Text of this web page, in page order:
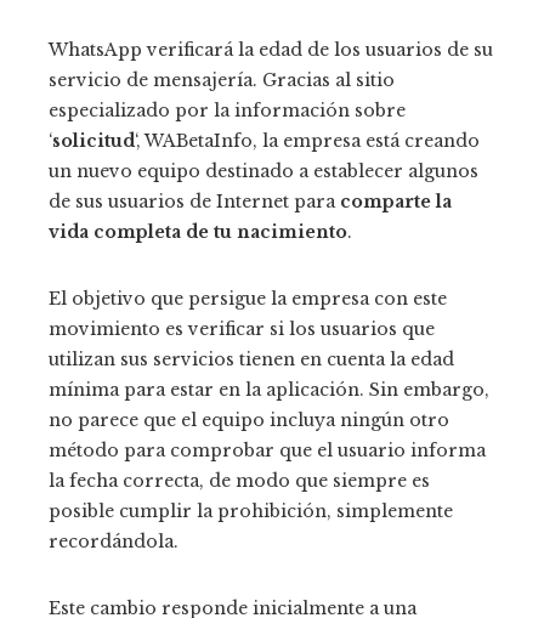
WhatsApp verificará la edad de los usuarios de su
servicio de mensajería. Gracias al sitio
especializado por la información sobre
‘solicitud‘, WABetaInfo, la empresa está creando
un nuevo equipo destinado a establecer algunos
de sus usuarios de Internet para comparte la
vida completa de tu nacimiento.
El objetivo que persigue la empresa con este
movimiento es verificar si los usuarios que
utilizan sus servicios tienen en cuenta la edad
mínima para estar en la aplicación. Sin embargo,
no parece que el equipo incluya ningún otro
método para comprobar que el usuario informa
la fecha correcta, de modo que siempre es
posible cumplir la prohibición, simplemente
recordándola.
Este cambio responde inicialmente a una